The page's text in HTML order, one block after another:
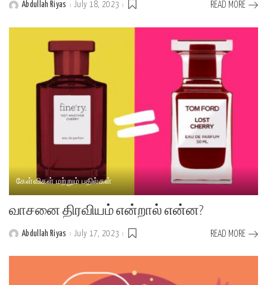
PostedAbdullah Riyas July 18, 2023 READ MORE
கேள்விகள் மற்றும் பதில்கள்
வாசனை திரவியம் என்றால் என்ன?
PostedAbdullah Riyas July 17, 2023 READ MORE